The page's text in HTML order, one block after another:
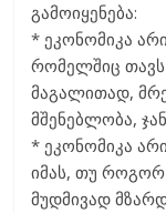
გამოიყენება:
* ეკონომიკა
რომელშიც თავს
მაგალითად,
მშენებლობა,
* ეკონომიკა
იმას, თუ როგორ
მუდმივად